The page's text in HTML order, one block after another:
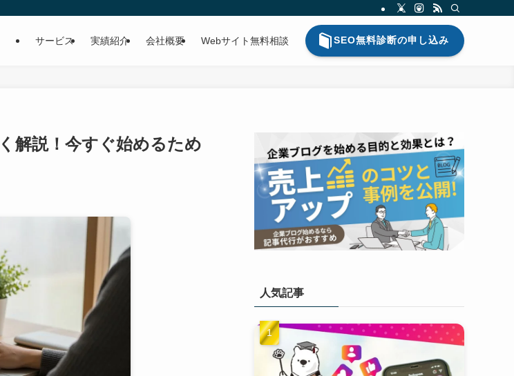
サービス 実績紹介 会社概要 Webサイト無料相談 SEO無料診断の申し込み
解説！今すぐ始めるため
人気記事